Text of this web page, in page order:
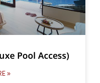
Pool Access)
»